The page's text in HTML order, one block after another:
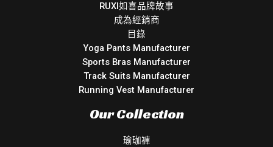
RUXI如喜品牌故事
成為經銷商
目錄
Yoga Pants Manufacturer
Sports Bras Manufacturer
Track Suits Manufacturer
Running Vest Manufacturer
Our Collection
瑜珈褲